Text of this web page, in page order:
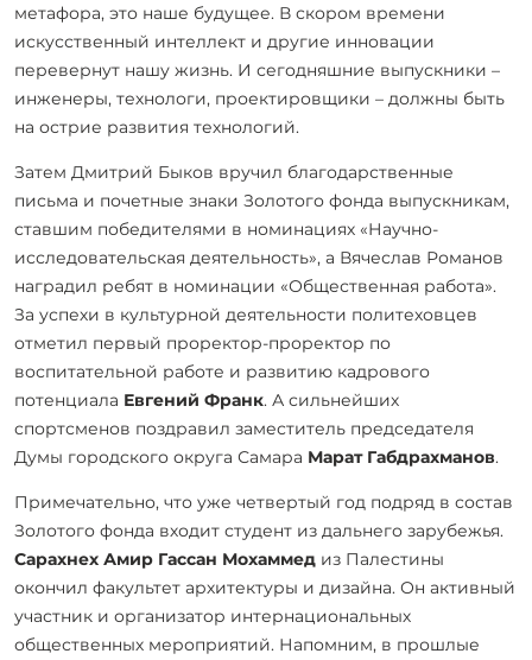
метафора, это наше будущее. В скором времени
искусственный интеллект и другие инновации
перевернут нашу жизнь. И сегодняшние выпускники –
инженеры, технологи, проектировщики – должны быть
на острие развития технологий.
Затем Дмитрий Быков вручил благодарственные
письма и почетные знаки Золотого фонда выпускникам,
ставшим победителями в номинациях «Научно-
исследовательская деятельность», а Вячеслав Романов
наградил ребят в номинации «Общественная работа».
За успехи в культурной деятельности политеховцев
отметил первый проректор-проректор по
воспитательной работе и развитию кадрового
потенциала Евгений Франк. А сильнейших
спортсменов поздравил заместитель председателя
Думы городского округа Самара Марат Габдрахманов.
Примечательно, что уже четвертый год подряд в состав
Золотого фонда входит студент из дальнего зарубежья.
Сарахнех Амир Гассан Мохаммед из Палестины
окончил факультет архитектуры и дизайна. Он активный
участник и организатор интернациональных
общественных мероприятий. Напомним, в прошлые